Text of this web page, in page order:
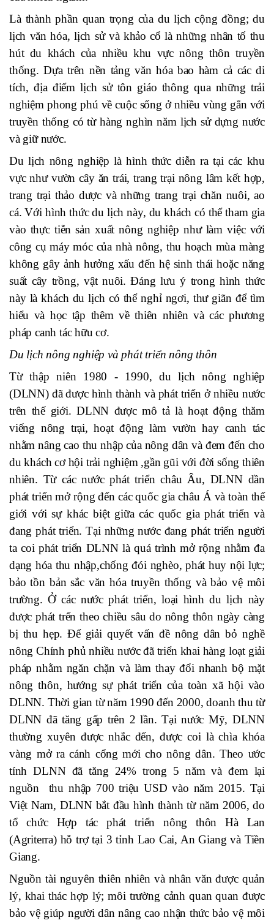
Là thành phần quan trọng của du lịch cộng đồng; du
lịch văn hóa, lịch sử và khảo cổ là những nhân tố thu
hút du khách của nhiều khu vực nông thôn truyền
thống. Dựa trên nền tảng văn hóa bao hàm cả các di
tích, địa điểm lịch sử tôn giáo thông qua những trải
nghiệm phong phú về cuộc sống ở nhiều vùng gắn với
truyền thống có từ hàng nghìn năm lịch sử dựng nước
và giữ nước.
Du lịch nông nghiệp là hình thức diễn ra tại các khu
vực như vườn cây ăn trái, trang trại nông lâm kết hợp,
trang trại thảo dược và những trang trại chăn nuôi, ao
cá. Với hình thức du lịch này, du khách có thể tham gia
vào thực tiễn sản xuất nông nghiệp như làm việc với
công cụ máy móc của nhà nông, thu hoạch mùa màng
không gây ảnh hưởng xấu đến hệ sinh thái hoặc năng
suất cây trồng, vật nuôi. Đáng lưu ý trong hình thức
này là khách du lịch có thể nghỉ ngơi, thư giãn để tìm
hiểu và học tập thêm về thiên nhiên và các phương
pháp canh tác hữu cơ.
Du lịch nông nghiệp và phát triển nông thôn
Từ thập niên 1980 - 1990, du lịch nông nghiệp
(DLNN) đã được hình thành và phát triển ở nhiều nước
trên thế giới. DLNN được mô tả là hoạt động thăm
viếng nông trại, hoạt động làm vườn hay canh tác
nhằm nâng cao thu nhập của nông dân và đem đến cho
du khách cơ hội trải nghiệm ,gần gũi với đời sống thiên
nhiên. Từ các nước phát triển châu Âu, DLNN dần
phát triển mở rộng đến các quốc gia châu Á và toàn thế
giới với sự khác biệt giữa các quốc gia phát triển và
đang phát triển. Tại những nước đang phát triển người
ta coi phát triển DLNN là quá trình mở rộng nhằm đa
dạng hóa thu nhập,chống đói nghèo, phát huy nội lực;
bảo tồn bản sắc văn hóa truyền thống và bảo vệ môi
trường. Ở các nước phát triển, loại hình du lịch này
được phát trển theo chiều sâu do nông thôn ngày càng
bị thu hẹp. Để giải quyết vấn đề nông dân bỏ nghề
nông Chính phủ nhiều nước đã triển khai hàng loạt giải
pháp nhằm ngăn chặn và làm thay đổi nhanh bộ mặt
nông thôn, hướng sự phát triển của toàn xã hội vào
DLNN. Thời gian từ năm 1990 đến 2000, doanh thu từ
DLNN đã tăng gấp trên 2 lần. Tại nước Mỹ, DLNN
thường xuyên được nhắc đến, được coi là chìa khóa
vàng mở ra cánh cổng mới cho nông dân. Theo ước
tính DLNN đã tăng 24% trong 5 năm và đem lại
nguồn thu nhập 700 triệu USD vào năm 2015. Tại
Việt Nam, DLNN bắt đầu hình thành từ năm 2006, do
tổ chức Hợp tác phát triển nông thôn Hà Lan
(Agriterra) hỗ trợ tại 3 tỉnh Lao Cai, An Giang và Tiền
Giang.
Nguồn tài nguyên thiên nhiên và nhân văn được quản
lý, khai thác hợp lý; môi trường cảnh quan quan được
bảo vệ giúp người dân nâng cao nhận thức bảo vệ môi